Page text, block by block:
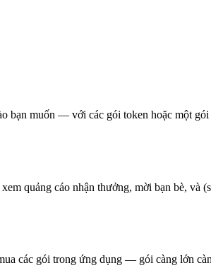
bạn muốn — với các gói token hoặc một
quảng cáo nhận thưởng, mời bạn bè, và
các gói trong ứng dụng — gói càng lớn